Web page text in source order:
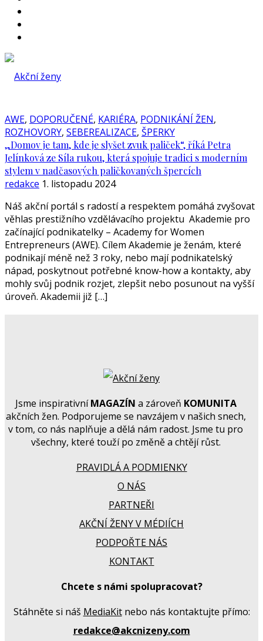
AWE, DOPORUČENÉ, KARIÉRA, PODNIKÁNÍ ŽEN,
ROZHOVORY, SEBEREALIZACE, ŠPERKY
„Domov je tam, kde je slyšet zvuk paliček“, říká Petra
Jelínková ze Síla rukou, která spojuje tradici s moderním
stylem v nadčasových paličkovaných špercích
redakce 1. listopadu 2024
Náš akční portál s radostí a respektem pomáhá zvyšovat
věhlas prestižního vzdělávacího projektu Akademie pro
začínající podnikatelky – Academy for Women
Entrepreneurs (AWE). Cílem Akademie je ženám, které
podnikají méně než 3 roky, nebo mají podnikatelský
nápad, poskytnout potřebné know-how a kontakty, aby
mohly svůj podnik rozjet, zlepšit nebo posunout na vyšší
úroveň. Akademii již […]
Jsme inspirativníMAGAZÍN a zároveň KOMUNITA
akčních žen. Podporujeme se navzájem v našich snech,
v tom, co nás naplňuje a dělá nám radost. Jsme tu pro
všechny, které touží po změně a chtějí růst.
PRAVIDLÁ A PODMIENKY
O NÁS
PARTNEŘI
AKČNÍ ŽENY V MÉDIÍCH
PODPOŘTE NÁS
KONTAKT
Chcete s námi spolupracovat?
Stáhněte si náš MediaKitnebo nás kontaktujte přímo:
redakce@akcnizeny.com